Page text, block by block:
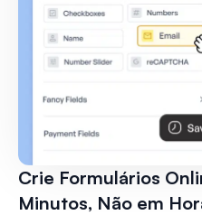
Crie Formulários
Minutos, Não em